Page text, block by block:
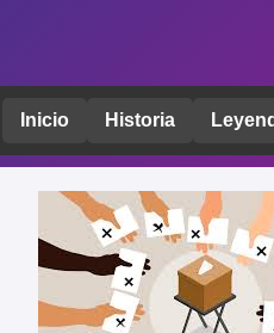
Inicio Historia